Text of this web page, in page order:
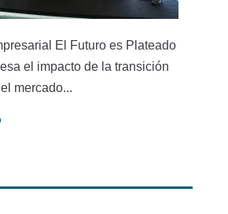
El Futuro es Plateado
el impacto de la transición
mercado...